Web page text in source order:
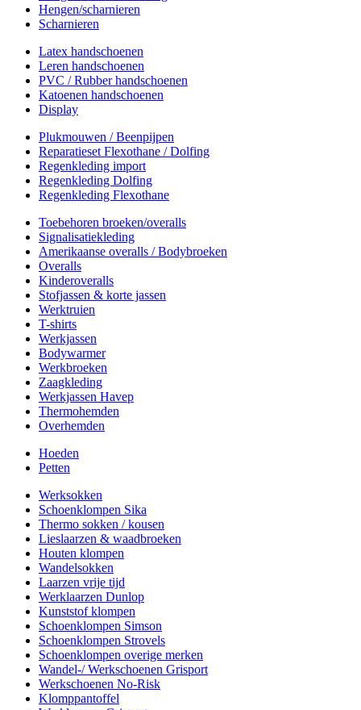
Hengen/scharnieren
Scharnieren
Latex handschoenen
Leren handschoenen
PVC / Rubber handschoenen
Katoenen handschoenen
Display
Plukmouwen / Beenpijpen
Reparatieset Flexothane / Dolfing
Regenkleding import
Regenkleding Dolfing
Regenkleding Flexothane
Toebehoren broeken/overalls
Signalisatiekleding
Amerikaanse overalls / Bodybroeken
Overalls
Kinderoveralls
Stofjassen & korte jassen
Werktruien
T-shirts
Werkjassen
Bodywarmer
Werkbroeken
Zaagkleding
Werkjassen Havep
Thermohemden
Overhemden
Hoeden
Petten
Werksokken
Schoenklompen Sika
Thermo sokken / kousen
Lieslaarzen & waadbroeken
Houten klompen
Wandelsokken
Laarzen vrije tijd
Werklaarzen Dunlop
Kunststof klompen
Schoenklompen Simson
Schoenklompen Strovels
Schoenklompen overige merken
Wandel-/ Werkschoenen Grisport
Werkschoenen No-Risk
Klomppantoffel